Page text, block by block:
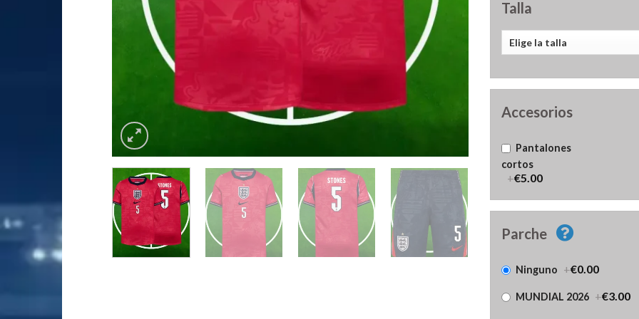
Talla
Accesorios
Pantalones
cortos
+€5.00
Parche
Ninguno +€0.00
MUNDIAL 2026 +€3.00